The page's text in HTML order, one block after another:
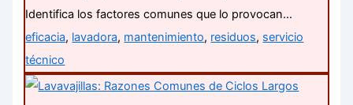
Identifica los factores comunes que lo provocan…
eficacia, lavadora, mantenimiento, residuos, servicio
técnico